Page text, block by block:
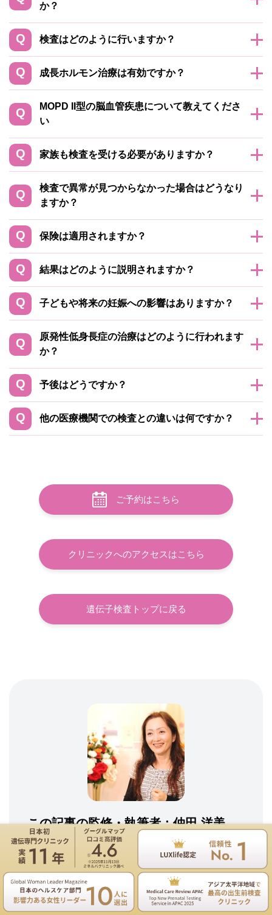
か？
検査はどのように行いますか？
成長ホルモン治療は有効ですか？
MOPD II型の脳血管疾患について教えてくださ
い
家族も検査を受ける必要がありますか？
検査で異常が見つからなかった場合はどうなり
ますか？
保険は適用されますか？
結果はどのように説明されますか？
子どもや将来の妊娠への影響はありますか？
原発性低身長症の治療はどのように行われます
か？
予後はどうですか？
他の医療機関での検査との違いは何ですか？
ご予約はこちら
クリニックへのアクセスはこちら
遺伝子検査トップに戻る
この記事の監修・執筆者：仲田 洋美
（臨床遺伝専門医／がん薬物療法専門医／総合内科
専門医）
Google公認：仲田洋美 公式プロフィール
遺伝専門医のNIPT遺伝カウンセリングは無料
お電話 ご予約